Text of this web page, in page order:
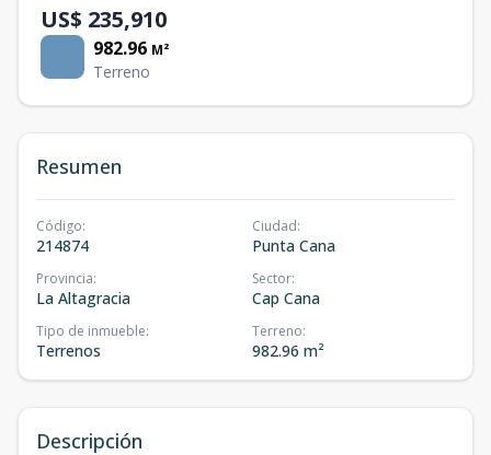
US$ 235,910
982.96 M²
Terreno
Resumen
Código:
214874
Ciudad:
Punta Cana
Provincia:
La Altagracia
Sector:
Cap Cana
Tipo de inmueble:
Terrenos
Terreno:
982.96 m²
Descripción